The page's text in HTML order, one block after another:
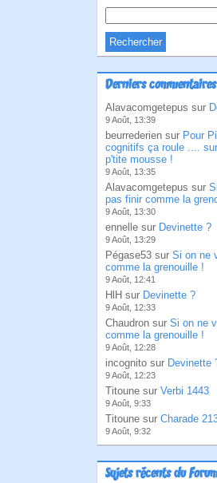
Derniers commentaires
Alavacomgetepus sur
9 Août, 13:39
beurrederien sur Pour
cognitifs ça roule ....
p'tite mousse !
9 Août, 13:35
Alavacomgetepus sur
pas finir comme la
9 Août, 13:30
ennelle sur Devinette ?
9 Août, 13:29
Pégase53 sur Si on ne
comme la grenouille !
9 Août, 12:41
HlH sur Devinette ?
9 Août, 12:33
Chaudron sur Si on ne
comme la grenouille !
9 Août, 12:28
incognito sur Devinette
9 Août, 12:23
Titoune sur Verbi 1443
9 Août, 9:33
Titoune sur Charade
9 Août, 9:32
Sujets récents du